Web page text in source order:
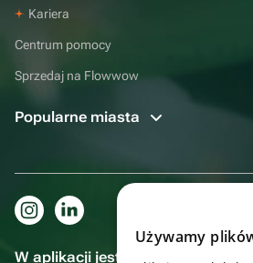
Kariera
Centrum pomocy
Sprzedaj na Flowwow
Popularne miasta
W aplikacji jest to jeszcze
Używamy